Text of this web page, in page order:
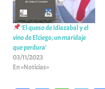
’El queso de Idiazabal y el
vino de Elciego, un maridaje
que perdura’
03/11/2023
En «Noticias»